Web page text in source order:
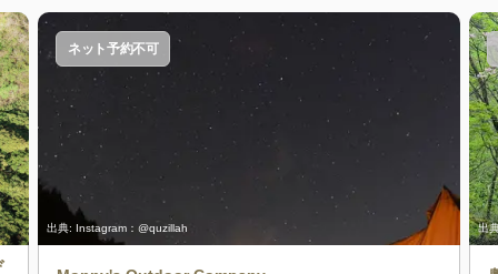
出典: Instagram：@quzillah
ネット予約不可
出